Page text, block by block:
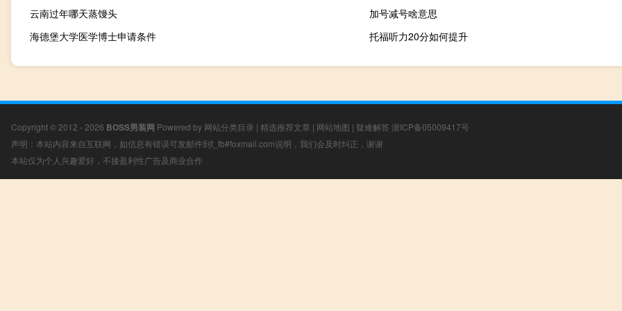
云南过年哪天蒸馒头
加号减号啥意思
海德堡大学医学博士申请条件
托福听力20分如何提升
Copyright © 2012 - 2026 BOSS男装网 Powered by 网站分类目录 | 精选推荐文章 | 网站地图 | 疑难解答 浙ICP备05009417号
声明：本站内容来自互联网，如信息有错误可发邮件到f_fb#foxmail.com说明，我们会及时纠正，谢谢
本站仅为个人兴趣爱好，不接盈利性广告及商业合作